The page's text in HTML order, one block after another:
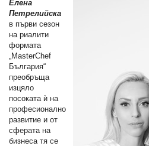
Елена
Петрелийска
в първи сезон
на риалити
формата
„MasterChef
България“
преобръща
изцяло
посоката ѝ на
професионално
развитие и от
сферата на
бизнеса тя се